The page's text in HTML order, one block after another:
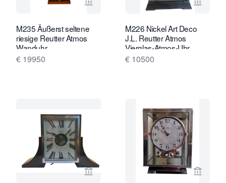
Verkaeuferseite von Van Brug
M235 Äußerst seltene
riesige Reutter Atmos
Wanduhr
€ 19950
M226 Nickel Art Deco
J.L. Reutter Atmos
Vierglas-Atmos-Uhr,
hohe Version
€ 10500
Verkaeuferseite von Van Brug